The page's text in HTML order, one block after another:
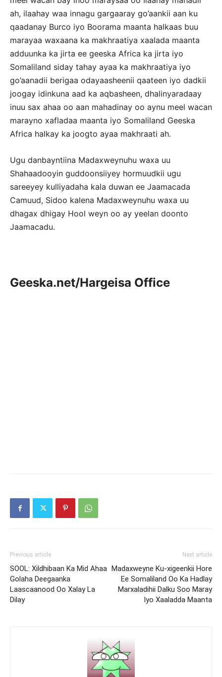
ah, ilaahay waa innagu gargaaray go’aankii aan ku
qaadanay Burco iyo Boorama maanta halkaas buu
marayaa waxaana ka makhraatiya xaalada maanta
adduunka ka jirta ee geeska Africa ka jirta iyo
Somaliland siday tahay ayaa ka makhraatiya iyo
go’aanadii berigaa odayaasheenii qaateen iyo dadkii
joogay idinkuna aad ka aqbasheen, dhalinyaradaay
inuu sax ahaa oo aan mahadinay oo aynu meel wacan
marayno xafladaa maanta iyo Somaliland Geeska
Africa halkay ka joogto ayaa makhraati ah.
Ugu danbayntiina Madaxweynuhu waxa uu
Shahaadooyin guddoonsiiyey hormuudkii ugu
sareeyey kulliyadaha kala duwan ee Jaamacada
Camuud, Sidoo kalena Madaxweynuhu waxa uu
dhagax dhigay Hool weyn oo ay yeelan doonto
Jaamacadu.
Geeska.net/Hargeisa Office
Previous article
SOOL: Xildhibaan Ka Mid Ahaa
Golaha Deegaanka
Laascaanood Oo Xalay La
Dilay
Next article
Madaxweyne Ku-xigeenkii Hore
Ee Somaliland Oo Ka Hadlay
Marxaladihii Dalku Soo Maray
Iyo Xaaladda Maanta